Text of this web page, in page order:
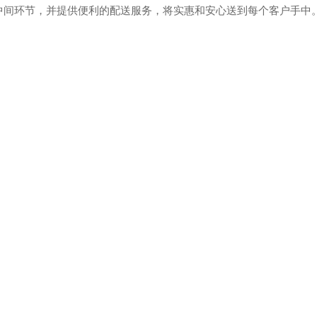
间环节，并提供便利的配送服务，将实惠和安心送到每个客户手中